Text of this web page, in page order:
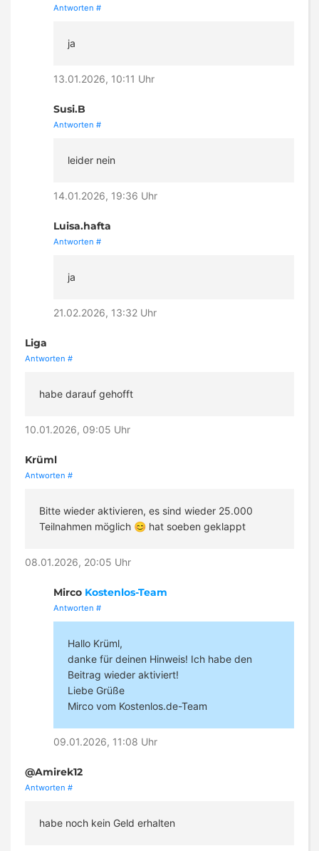
Antworten #
ja
13.01.2026, 10:11 Uhr
Susi.B
Antworten #
leider nein
14.01.2026, 19:36 Uhr
Luisa.hafta
Antworten #
ja
21.02.2026, 13:32 Uhr
Liga
Antworten #
habe darauf gehofft
10.01.2026, 09:05 Uhr
Krüml
Antworten #
Bitte wieder aktivieren, es sind wieder 25.000
Teilnahmen möglich 😊 hat soeben geklappt
08.01.2026, 20:05 Uhr
Mirco Kostenlos-Team
Antworten #
Hallo Krüml,
danke für deinen Hinweis! Ich habe den
Beitrag wieder aktiviert!
Liebe Grüße
Mirco vom Kostenlos.de-Team
09.01.2026, 11:08 Uhr
@Amirek12
Antworten #
habe noch kein Geld erhalten